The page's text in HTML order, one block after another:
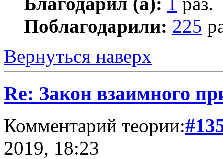
Поблагодарили: 225
Вернуться наверх
Re: Закон взаимного
Комментарий теории:
2019, 18:23